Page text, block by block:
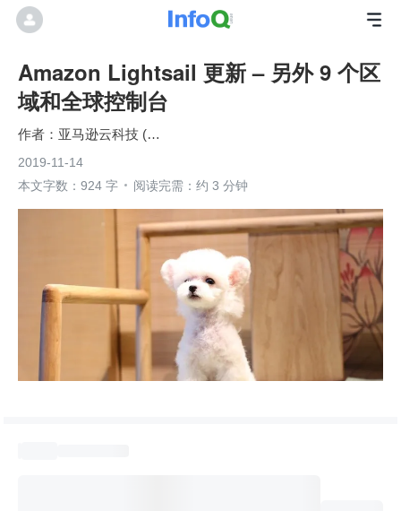
Amazon Lightsail 更新 – 另外 9 个区
域和全球控制台
亚马逊云科技 (Amazon Web Services）
2019-11-14
本文字数：924 字
阅读完需：约 3 分钟